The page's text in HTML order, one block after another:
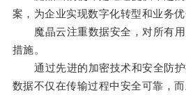
案，为企业实现数字化转型和业务优
魔晶云注重数据安全，对所有用
措施。
通过先进的加密技术和安全防护
数据不仅在传输过程中安全可靠，